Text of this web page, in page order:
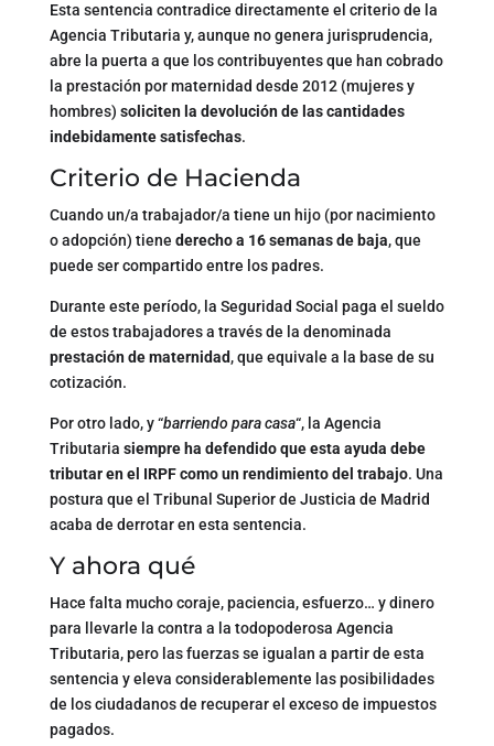
Esta sentencia contradice directamente el criterio de la
Agencia Tributaria y, aunque no genera jurisprudencia,
abre la puerta a que los contribuyentes que han cobrado
la prestación por maternidad desde 2012 (mujeres y
hombres) soliciten la devolución de las cantidades
indebidamente satisfechas.
Criterio de Hacienda
Cuando un/a trabajador/a tiene un hijo (por nacimiento
o adopción) tiene derecho a 16 semanas de baja, que
puede ser compartido entre los padres.
Durante este período, la Seguridad Social paga el sueldo
de estos trabajadores a través de la denominada
prestación de maternidad, que equivale a la base de su
cotización.
Por otro lado, y “barriendo para casa“, la Agencia
Tributaria siempre ha defendido que esta ayuda debe
tributar en el IRPF como un rendimiento del trabajo. Una
postura que el Tribunal Superior de Justicia de Madrid
acaba de derrotar en esta sentencia.
Y ahora qué
Hace falta mucho coraje, paciencia, esfuerzo… y dinero
para llevarle la contra a la todopoderosa Agencia
Tributaria, pero las fuerzas se igualan a partir de esta
sentencia y eleva considerablemente las posibilidades
de los ciudadanos de recuperar el exceso de impuestos
pagados.